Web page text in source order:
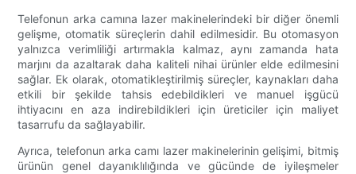
Telefonun arka camına lazer makinelerindeki bir diğer önemli
gelişme, otomatik süreçlerin dahil edilmesidir. Bu otomasyon
yalnızca verimliliği artırmakla kalmaz, aynı zamanda hata
marjını da azaltarak daha kaliteli nihai ürünler elde edilmesini
sağlar. Ek olarak, otomatikleştirilmiş süreçler, kaynakları daha
etkili bir şekilde tahsis edebildikleri ve manuel işgücü
ihtiyacını en aza indirebildikleri için üreticiler için maliyet
tasarrufu da sağlayabilir.
Ayrıca, telefonun arka camı lazer makinelerinin gelişimi, bitmiş
ürünün genel dayanıklılığında ve gücünde de iyileşmeler